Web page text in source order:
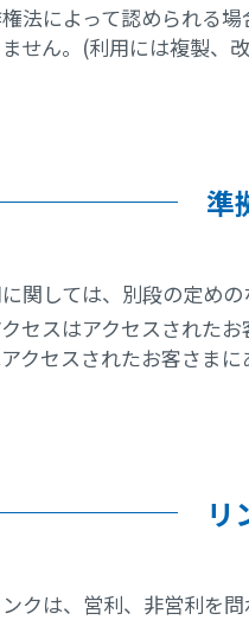
法によって認められる
せん。(利用には複製、
準
関しては、別段の定め
セスはアクセスされた
クセスされたお客さまに
リ
クは、営利、非営利を問